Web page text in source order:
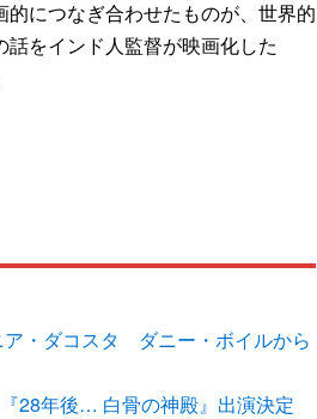
につなぎ合わせたものが、世界的
をインド人監督が映画化した
ア・ダコスタ ダニー・ボイルから
28年後… 白骨の神殿』出演決定